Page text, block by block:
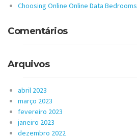
Choosing Online Online Data Bedrooms
Comentários
Arquivos
abril 2023
março 2023
fevereiro 2023
janeiro 2023
dezembro 2022